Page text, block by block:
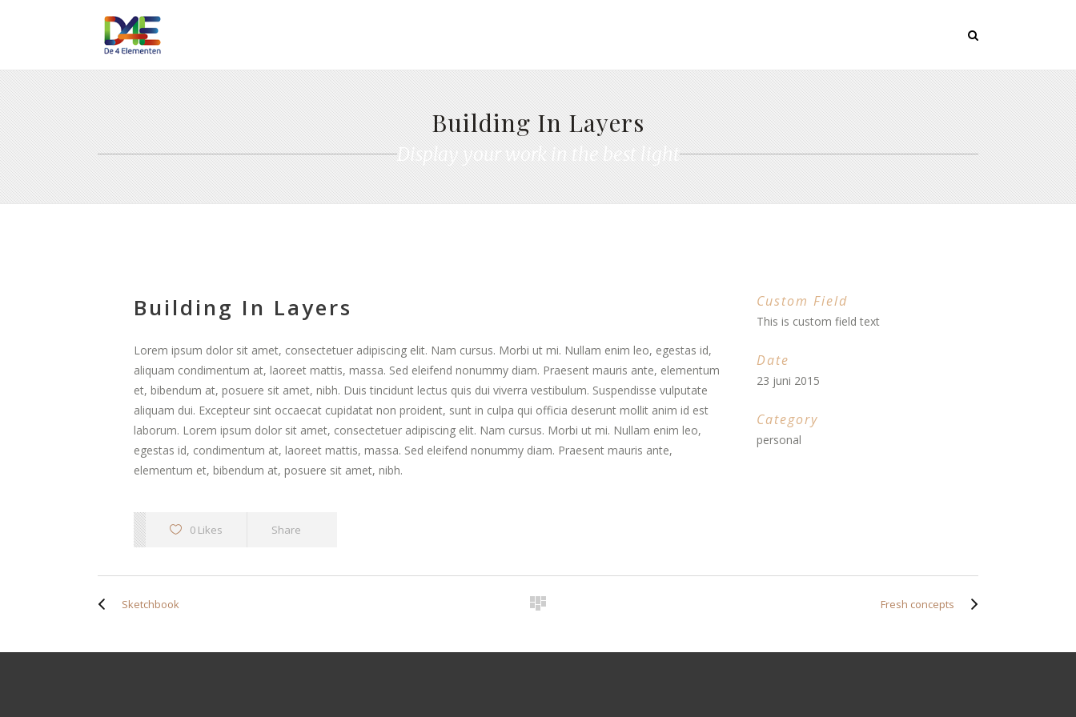
Building In Layers
Display your work in the best light
Building In Layers
Lorem ipsum dolor sit amet, consectetuer adipiscing elit. Nam cursus. Morbi ut mi. Nullam enim leo, egestas id,
aliquam condimentum at, laoreet mattis, massa. Sed eleifend nonummy diam. Praesent mauris ante, elementum
et, bibendum at, posuere sit amet, nibh. Duis tincidunt lectus quis dui viverra vestibulum. Suspendisse vulputate
aliquam dui. Excepteur sint occaecat cupidatat non proident, sunt in culpa qui officia deserunt mollit anim id est
laborum. Lorem ipsum dolor sit amet, consectetuer adipiscing elit. Nam cursus. Morbi ut mi. Nullam enim leo,
egestas id, condimentum at, laoreet mattis, massa. Sed eleifend nonummy diam. Praesent mauris ante,
elementum et, bibendum at, posuere sit amet, nibh.
0 Likes Share
Custom Field
This is custom field text
Date
23 juni 2015
Category
personal
Sketchbook Fresh concepts